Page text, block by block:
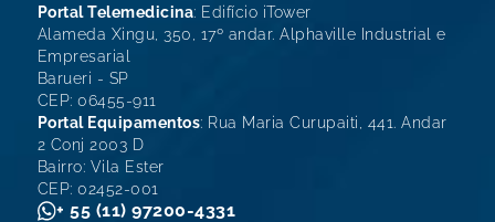
Portal Telemedicina: Edifício iTower
Alameda Xingu, 350, 17º andar. Alphaville Industrial e
Empresarial
Barueri - SP
CEP: 06455-911
Portal Equipamentos: Rua Maria Curupaiti, 441. Andar
2 Conj 2003 D
Bairro: Vila Ester
CEP: 02452-001
+ 55 (11) 97200-4331